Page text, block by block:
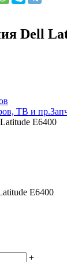
Dell
ТВ и пр.
E6400
E6400
+